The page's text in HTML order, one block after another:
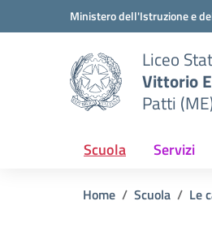
Vai ai contenuti
Vai al menu di navigazione
Ministero dell'Istruzione e
Liceo
Vittorio
Patti
Scuola Servizi
Home Scuola Le